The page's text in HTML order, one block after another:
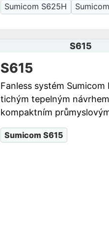
Sumicom S625H
S615
S615
Fanless systém Sumicom
tichým tepelným
kompaktním
Sumicom S615